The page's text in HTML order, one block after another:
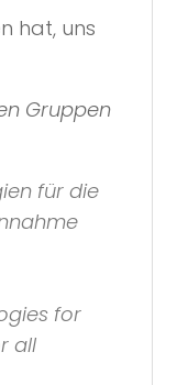
hat, uns
Gruppen
für die
for
all